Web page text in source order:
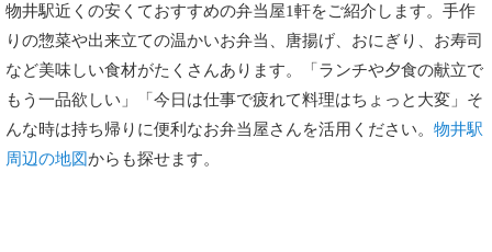
物井駅近くの安くておすすめの弁当屋1軒をご紹介します。手作
りの惣菜や出来立ての温かいお弁当、唐揚げ、おにぎり、お寿司
など美味しい食材がたくさんあります。「ランチや夕食の献立で
もう一品欲しい」「今日は仕事で疲れて料理はちょっと大変」そ
んな時は持ち帰りに便利なお弁当屋さんを活用ください。 物井駅
周辺の地図からも探せます。